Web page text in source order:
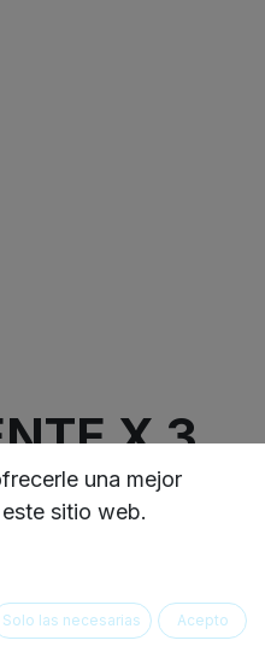
X 3
tres divisiones que
8" profundidad)
una mejor
sitio web.
Solo las necesarias Acepto